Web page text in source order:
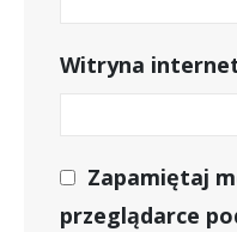
Witryna
Zapamiętaj
przeglądarce